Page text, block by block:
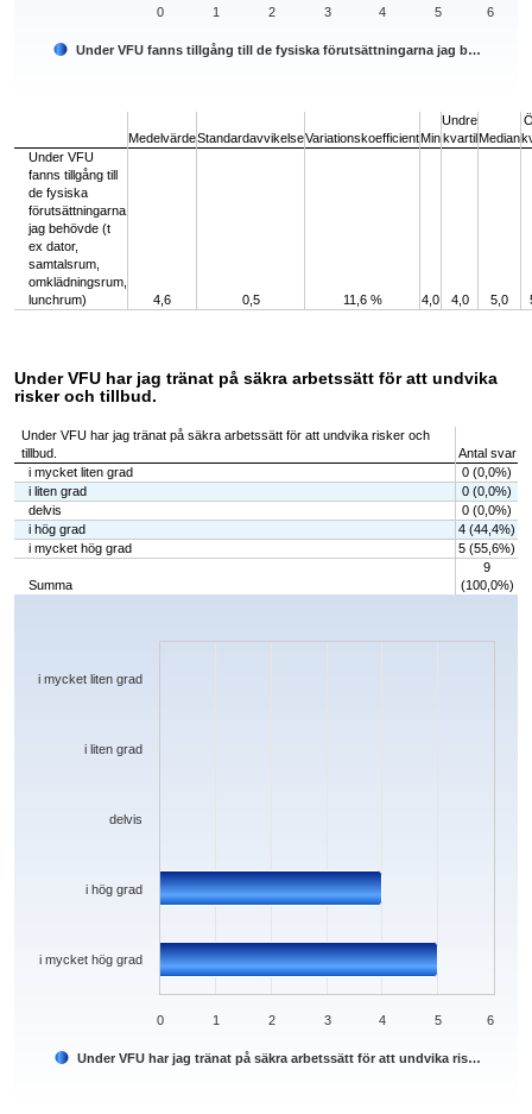
Under VFU fanns tillgång till de fysiska förutsättningarna jag b…
0 1 2 3 4 5 6
MedelvärdeStandardavvikelseVariationskoefficientMin
Undre
kvartilMedian
Under VFU
fanns tillgång till
de fysiska
förutsättningarna
jag behövde (t
ex dator,
samtalsrum,
omklädningsrum,
lunchrum)
4,6 0,5 11,6 % 4,0 4,0 5,0
Under VFU har jag tränat på säkra arbetssätt för att undvika
risker och tillbud.
Under VFU har jag tränat på säkra arbetssätt för att undvika risker och
tillbud.
Antal svar
i mycket liten grad
0 (0,0%)
i liten grad
0 (0,0%)
delvis
0 (0,0%)
i hög grad
4 (44,4%)
i mycket hög grad
5 (55,6%)
Summa
9
(100,0%)
Chart
The chart has 1 X axis displaying categories.
Under VFU har jag tränat på säkra arbetssätt för att undvika ris…
i mycket hög grad
i hög grad
delvis
i liten grad
i mycket liten grad
0 1 2 3 4 5 6